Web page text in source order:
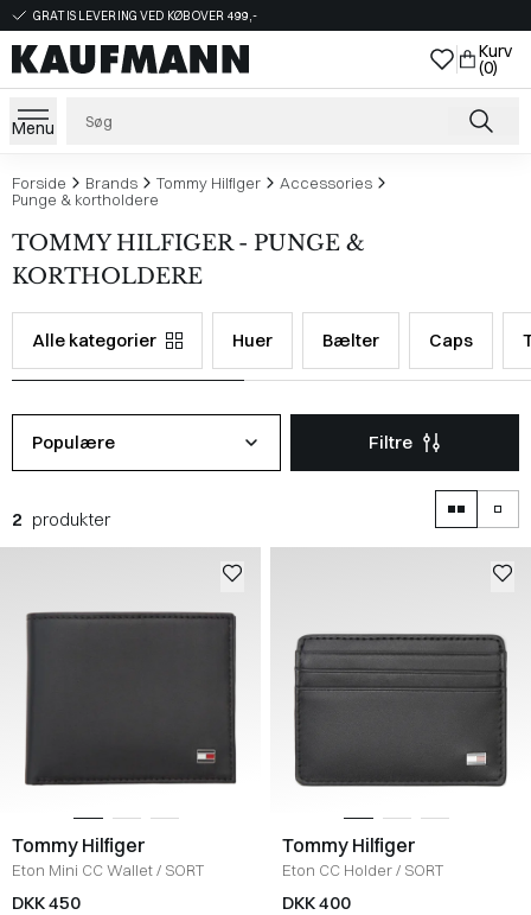
GRATIS LEVERING VED KØB OVER 499,-
Kurv
(0)
Menu
Forside Brands Tommy Hilfiger
Accessories
Punge & kortholdere
TOMMY HILFIGER - PUNGE &
KORTHOLDERE
Alle kategorier Huer Bælter Caps
Populære Filtre
2 produkter
Tommy Hilfiger
Eton Mini CC Wallet/ SORT
DKK 450
Tommy Hilfiger
Eton CC Holder/ SORT
DKK 400